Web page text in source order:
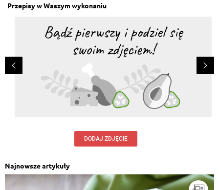
Przepisy w Waszym wykonaniu
DODAJ ZDJĘCIE
Najnowsze artykuły